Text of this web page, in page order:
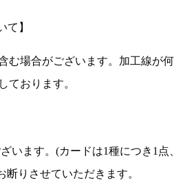
て】
む場合がございます。加工線が何
ております。
います。(カードは1種につき1点
りさせていただきます。